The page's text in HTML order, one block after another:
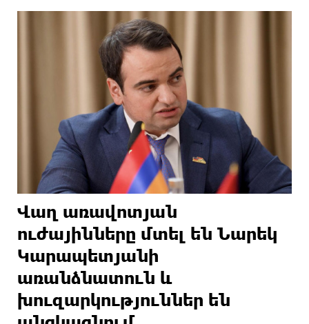
Վաղ առավոտյան
ուժայինները մտել են Նարեկ
Կարապետյանի
առանձնատուն և
խուզարկություններ են